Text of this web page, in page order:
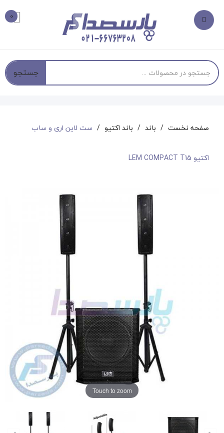
0
جستجو
صفحه نخست باند باند اکتیو ست لاین اری و ساب
اکتیو LEM COMPACT T15
Touch to zoom